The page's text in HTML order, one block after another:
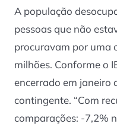
A população
pessoas que não
procuravam por uma
milhões. Conforme o
encerrado em janeiro
contingente. “Com
comparações: -7,2%